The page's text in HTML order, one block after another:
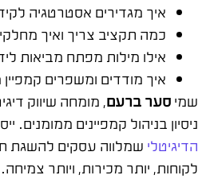
איך מגדירים אסטרטגיה
כמה תקציב צריך ואיך
אילו מילות מפתח מביאות
איך מודדים ומשפרים
שמיסער ברעם
ניסיון בניהול קמפיינים ממומנים.
הדיגיטלי שמלווה עסקים להשגת
לקוחות, יותר מכירות, ויותר צמיחה.